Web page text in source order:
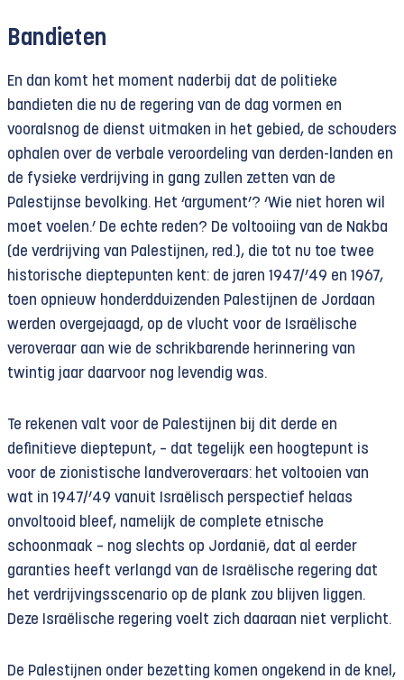
Bandieten
En dan komt het moment naderbij dat de politieke
bandieten die nu de regering van de dag vormen en
vooralsnog de dienst uitmaken in het gebied, de schouders
ophalen over de verbale veroordeling van derden-landen en
de fysieke verdrijving in gang zullen zetten van de
Palestijnse bevolking. Het ‘argument’? ‘Wie niet horen wil
moet voelen.’ De echte reden? De voltooiing van de Nakba
(de verdrijving van Palestijnen, red.), die tot nu toe twee
historische dieptepunten kent: de jaren 1947/’49 en 1967,
toen opnieuw honderdduizenden Palestijnen de Jordaan
werden overgejaagd, op de vlucht voor de Israëlische
veroveraar aan wie de schrikbarende herinnering van
twintig jaar daarvoor nog levendig was.
Te rekenen valt voor de Palestijnen bij dit derde en
definitieve dieptepunt, – dat tegelijk een hoogtepunt is
voor de zionistische landveroveraars: het voltooien van
wat in 1947/’49 vanuit Israëlisch perspectief helaas
onvoltooid bleef, namelijk de complete etnische
schoonmaak – nog slechts op Jordanië, dat al eerder
garanties heeft verlangd van de Israëlische regering dat
het verdrijvingsscenario op de plank zou blijven liggen.
Deze Israëlische regering voelt zich daaraan niet verplicht.
De Palestijnen onder bezetting komen ongekend in de knel,